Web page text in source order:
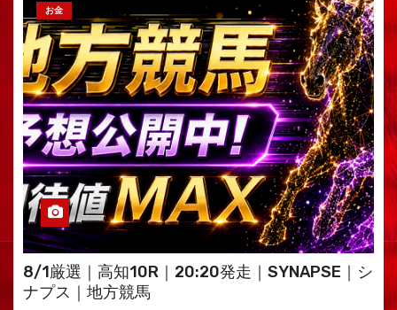
お金
8/1厳選｜高知10R｜20:20発走｜SYNAPSE｜シ
ナプス｜地方競馬